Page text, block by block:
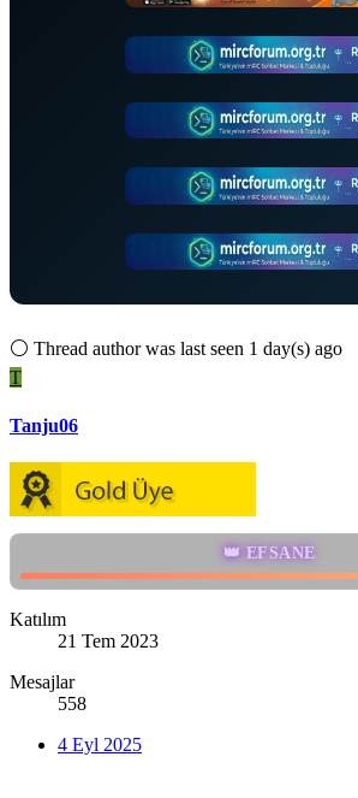
⚪ Thread author was last seen 1 day(s) ago
T
Tanju06
👑 EFSANE
Katılım
21 Tem 2023
Mesajlar
558
4 Eyl 2025